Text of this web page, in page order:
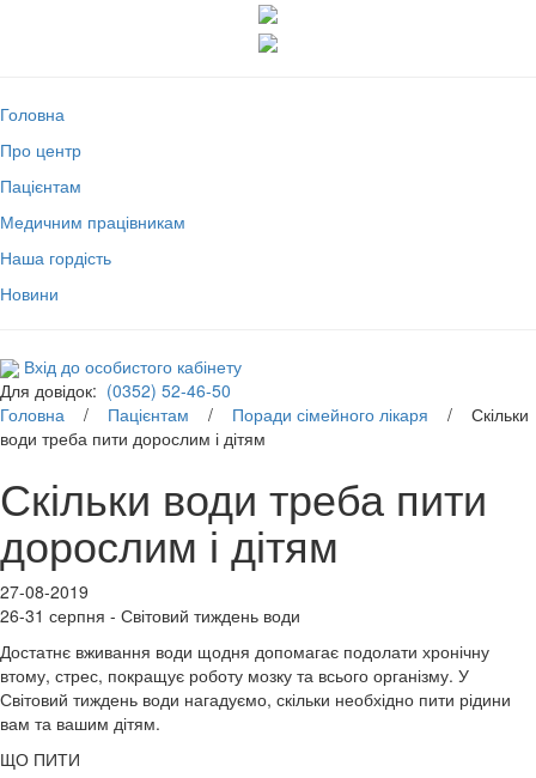
Головна
Про центр
Пацієнтам
Медичним працівникам
Наша гордість
Новини
Вхід до особистого кабінету
Для довідок: (0352) 52-46-50
Головна / Пацієнтам / Поради сімейного лікаря / Скільки
води треба пити дорослим і дітям
Скільки води треба пити
дорослим і дітям
27-08-2019
26-31 серпня - Світовий тиждень води
Достатнє вживання води щодня допомагає подолати хронічну
втому, стрес, покращує роботу мозку та всього організму. У
Світовий тиждень води нагадуємо, скільки необхідно пити рідини
вам та вашим дітям.
ЩО ПИТИ